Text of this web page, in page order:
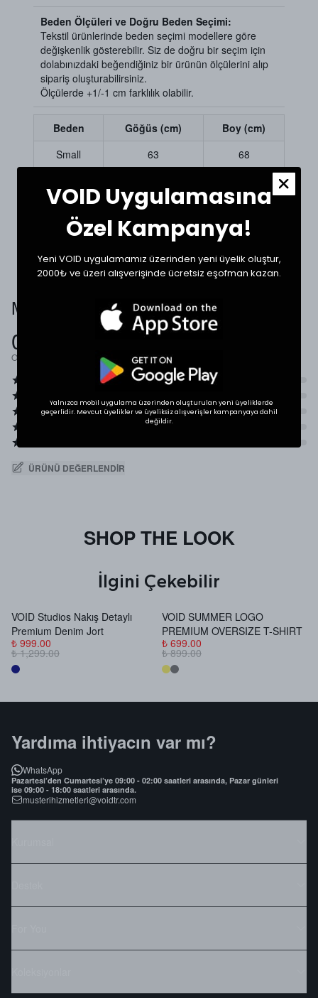
Beden Ölçüleri ve Doğru Beden Seçimi:
Tekstil ürünlerinde beden seçimi modellere göre
değişkenlik gösterebilir. Siz de doğru bir seçim için
dolabınızdaki beğendiğiniz bir ürünün ölçülerini alıp
sipariş oluşturabilirsiniz.
Ölçülerde +1/-1 cm farklılık olabilir.
Beden Göğüs (cm)
Boy (cm)
Small
63
68
Large
67
72
XLarge
69 73
Müşteri Yorumları
0.0
Ortalama Puan
ÜRÜNÜ DEĞERLENDIR
SHOP THE LOOK
İlgini Çekebilir
VOID Studios Nakış Detaylı
Premium Denim Jort
₺ 999.00
₺ 1,299.00
VOID SUMMER LOGO
PREMIUM OVERSIZE T-SHIRT
₺ 699.00
₺ 899.00
Yardıma ihtiyacın var mı?
WhatsApp
Pazartesi’den Cumartesi’ye 09:00 - 02:00 saatleri arasında, Pazar günleri
ise 09:00 - 18:00 saatleri arasında.
musterihizmetleri@voidtr.com
VOID Uygulamasına
Özel Kampanya!
Yeni VOID uygulamamız üzerinden yeni üyelik oluştur,
2000₺ ve üzeri alışverişinde ücretsiz eşofman kazan.
Yalnızca mobil uygulama üzerinden oluşturulan yeni üyeliklerde
geçerlidir. Mevcut üyelikler ve üyeliksiz alışverişler kampanyaya dahil
değildir.